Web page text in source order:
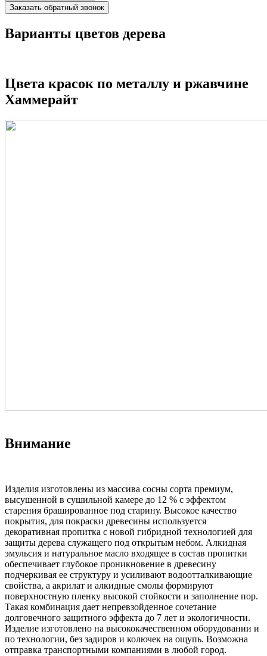
Заказать обратный звонок
Варианты цветов дерева
Цвета красок по металлу и ржавчине
Хаммерайт
Внимание
Изделия изготовлены из массива сосны сорта премиум,
высушенной в сушильной камере до 12 % с эффектом
старения брашированное под старину. Высокое качество
покрытия, для покраски древесины используется
декоративная пропитка с новой гибридной технологией для
защиты дерева служащего под открытым небом. Алкидная
эмульсия и натуральное масло входящее в состав пропитки
обеспечивает глубокое проникновение в древесину
подчеркивая ее структуру и усиливают водоотталкивающие
свойства, а акрилат и алкидные смолы формируют
поверхностную пленку высокой стойкости и заполнение пор.
Такая комбинация дает непревзойденное сочетание
долговечного защитного эффекта до 7 лет и экологичности.
Изделие изготовлено на высококачественном оборудовании и
по технологии, без задиров и колючек на ощупь. Возможна
отправка транспортными компаниями в любой город.